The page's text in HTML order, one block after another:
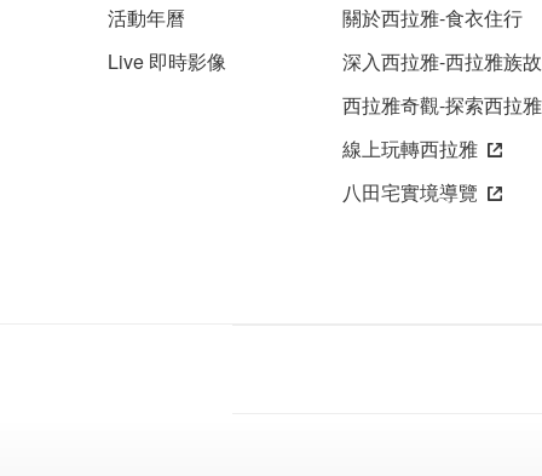
活動年曆
Live 即時影像
關於西拉雅-食衣住行
深入西拉雅-西拉雅族
西拉雅奇觀-探索西拉
線上玩轉西拉雅
八田宅實境導覽